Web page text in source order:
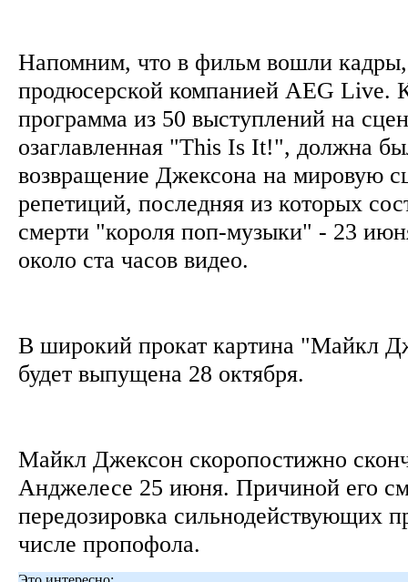
Напомним, что в фильм вошли кадры,
продюсерской компанией AEG Live.
программа из 50 выступлений на
озаглавленная "This Is It!", должна
возвращение Джексона на мировую
репетиций, последняя из которых
смерти "короля поп-музыки" - 23
около ста часов видео.
В широкий прокат картина "Майкл
будет выпущена 28 октября.
Майкл Джексон скоропостижно
Анджелесе 25 июня. Причиной его
передозировка сильнодействующих
числе пропофола.